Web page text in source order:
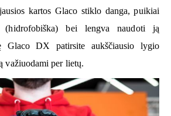
kartos Glaco stiklo danga, puikiai
(hidrofobiška) bei lengva naudoti ją
Glaco DX patirsite aukščiausio lygio
važiuodami per lietų.